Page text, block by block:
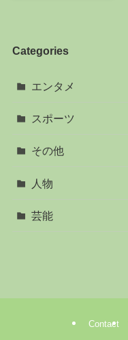
Categories
エンタメ
スポーツ
その他
人物
芸能
Contact